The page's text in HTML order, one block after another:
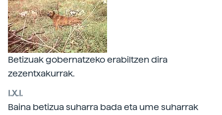
Betizuak gobernatzeko erabiltzen dira
zezentxakurrak.
I.X.I.
Baina betizua suharra bada eta ume suharrak